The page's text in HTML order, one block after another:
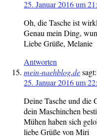
25. Januar 2016 um
Oh, die Tasche ist
Genau mein Ding,
Liebe Grüße, Melanie
Antworten
mein-naehblog.desagt:
25. Januar 2016 um
Deine Tasche und die
dein Maschinchen
Mühen haben sich
liebe Grüße von Miri